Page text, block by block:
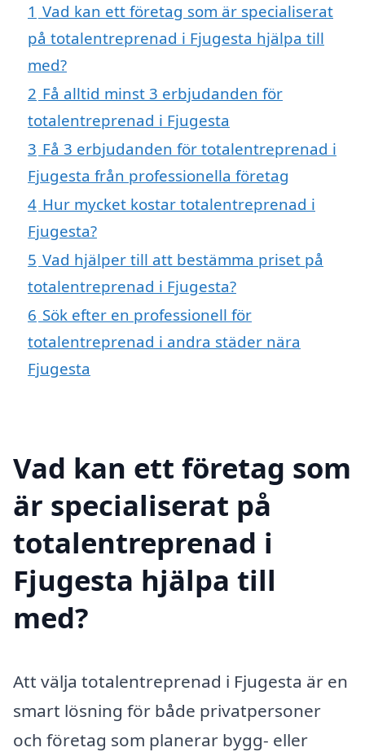
1 Vad kan ett företag som är specialiserat
på totalentreprenad i Fjugesta hjälpa till
med?
2 Få alltid minst 3 erbjudanden för
totalentreprenad i Fjugesta
3 Få 3 erbjudanden för totalentreprenad i
Fjugesta från professionella företag
4 Hur mycket kostar totalentreprenad i
Fjugesta?
5 Vad hjälper till att bestämma priset på
totalentreprenad i Fjugesta?
6 Sök efter en professionell för
totalentreprenad i andra städer nära
Fjugesta
Vad kan ett företag som
är specialiserat på
totalentreprenad i
Fjugesta hjälpa till
med?
Att välja totalentreprenad i Fjugesta är en
smart lösning för både privatpersoner
och företag som planerar bygg- eller